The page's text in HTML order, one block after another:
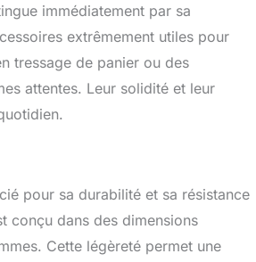
vous feront gagner du temps
éviter que les miettes de gâteau
légèrement sur votre poche à
à partir de la pointe
magnifiques bourgeons entiers en
de cupcakes, de grands
idéal pour les amateurs de
de mariage ou les
ravira tous ceux qui aiment
avec vos amis et votre famille.
à fournir à chacun de ses
immédiatement par sa
extrêmement utiles pour
tressage de panier ou des
attentes. Leur solidité et leur
pour sa durabilité et sa résistance
conçu dans des dimensions
Cette légèreté permet une